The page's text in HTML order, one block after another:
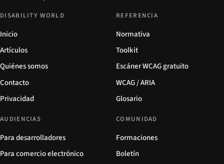
DISABILITY WORLD
Inicio
Artículos
Quiénes somos
Contacto
Privacidad
REFERENCIA
Normativa
Toolkit
Escáner WCAG gratuito
WCAG / ARIA
Glosario
AUDIENCIAS
Para desarrolladores
Para comercio electrónico
COMUNIDAD
Formaciones
Boletín